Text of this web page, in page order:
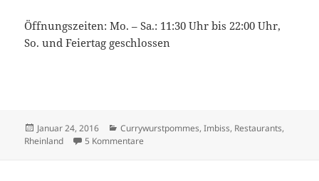
Öffnungszeiten: Mo. – Sa.: 11:30 Uhr bis 22:00 Uhr,
So. und Feiertag geschlossen
Veröffentlicht
am
Januar 24, 2016 Kategorien
Currywurstpommes,Imbiss, Restaurants,
Rheinland
5 Kommentare